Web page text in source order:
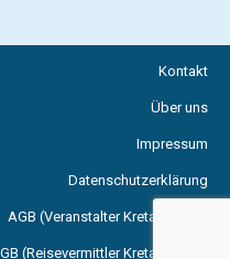
Kontakt
Über uns
Impressum
Datenschutzerklärung
AGB (Veranstalter Kreta Reisen)
(Reisevermittler Kreta Reisen)